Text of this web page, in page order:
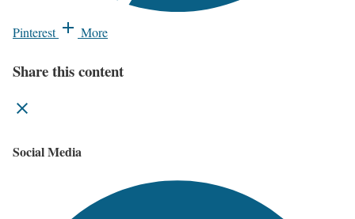
Pinterest More
Share this content
Social Media